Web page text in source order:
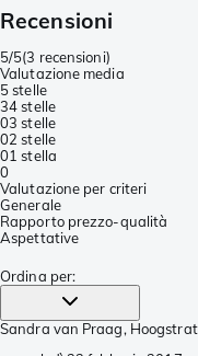
Recensioni
5/5(3 recensioni)
Valutazione media
5 stelle
34 stelle
03 stelle
02 stelle
01 stella
0
Valutazione per criteri
Generale
Rapporto prezzo-qualità
Aspettative
Ordina per:
Sandra van Praag,